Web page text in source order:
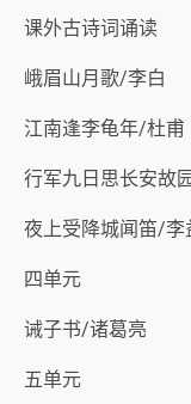
课外古诗词诵读
峨眉山月歌/李白
江南逢李龟年/杜甫
行军九日思长安故
夜上受降城闻笛/李
四单元
诫子书/诸葛亮
五单元